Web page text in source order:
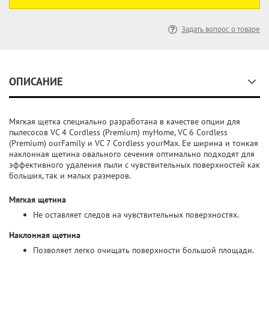
Задать вопрос о товаре
ОПИСАНИЕ
Мягкая щетка специально разработана в качестве опции для
пылесосов VC 4 Cordless (Premium) myHome, VC 6 Cordless
(Premium) ourFamily и VC 7 Cordless yourMax. Ее ширина и тонкая
наклонная щетина овального сечения оптимально подходят для
эффективного удаления пыли с чувствительных поверхностей как
больших, так и малых размеров.
Мягкая щетина
Не оставляет следов на чувствительных поверхностях.
Наклонная щетина
Позволяет легко очищать поверхности большой площади.